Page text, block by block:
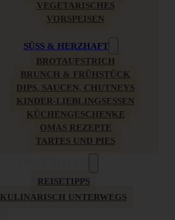
VEGETARISCHES
VORSPEISEN
SÜSS & HERZHAFT
BROTAUFSTRICH
BRUNCH & FRÜHSTÜCK
DIPS, SAUCEN, CHUTNEYS
KINDER-LIEBLINGSESSEN
KÜCHENGESCHENKE
OMAS REZEPTE
TARTES UND PIES
REISETIPPS
KULINARISCH UNTERWEGS